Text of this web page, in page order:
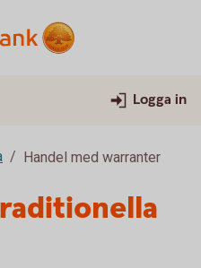
Logga in
Handel med warranter